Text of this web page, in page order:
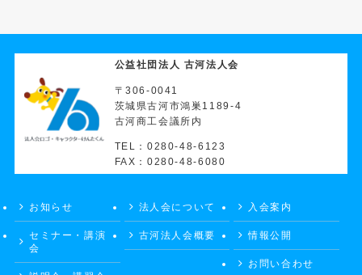
公益社団法人 古河法人会
〒306-0041
茨城県古河市鴻巣1189-4
古河商工会議所内
TEL：0280-48-6123
FAX：0280-48-6080
お知らせ
セミナー・講演
会
法人会について
古河法人会概要
入会案内
情報公開
お問い合わせ